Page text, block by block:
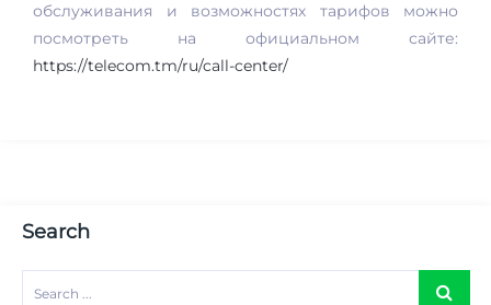
обслуживания и возможностях тарифов можно
посмотреть на официальном сайте:
https://telecom.tm/ru/call-center/
Search